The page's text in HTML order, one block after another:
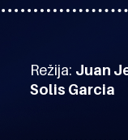
Režija: Juan
Solis Garcia